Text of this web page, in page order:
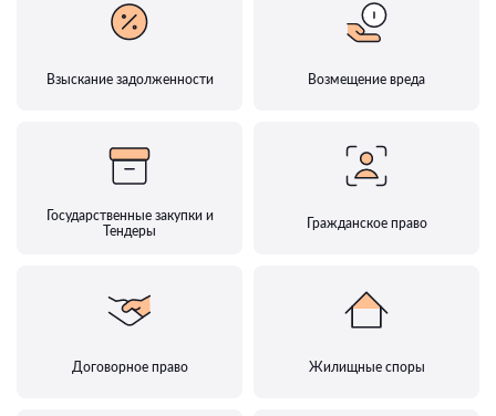
Взыскание задолженности Возмещение вреда
Государственные закупки и
Тендеры
Гражданское право
Договорное право Жилищные споры